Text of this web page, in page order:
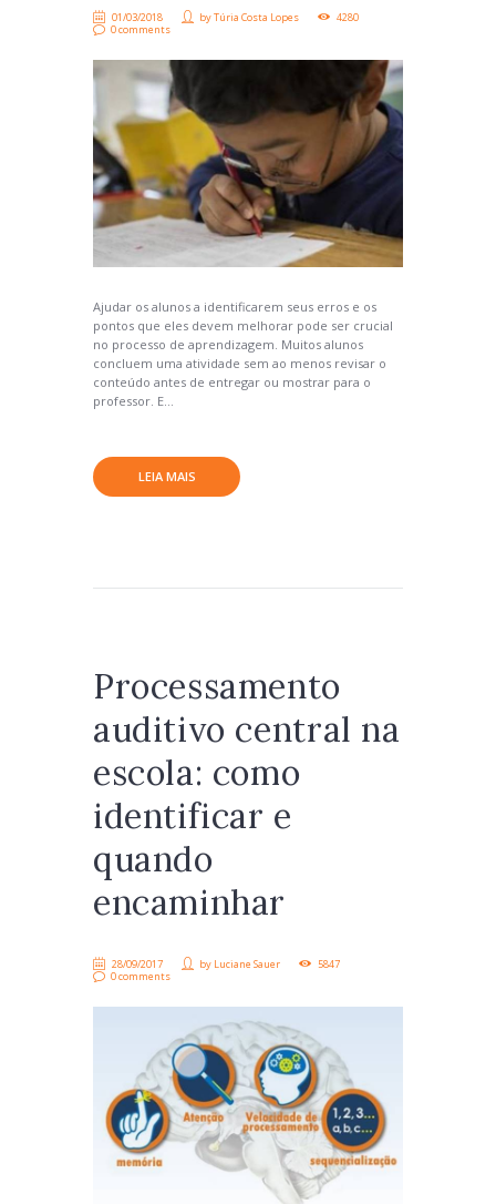
01/03/2018 byTúria Costa Lopes
4280
0 comments
Ajudar os alunos a identificarem seus erros e os
pontos que eles devem melhorar pode ser crucial
no processo de aprendizagem. Muitos alunos
concluem uma atividade sem ao menos revisar o
conteúdo antes de entregar ou mostrar para o
professor. E...
LEIA MAIS
Processamento
auditivo central na
escola: como
identificar e
quando
encaminhar
28/09/2017 by Luciane Sauer
5847
0 comments